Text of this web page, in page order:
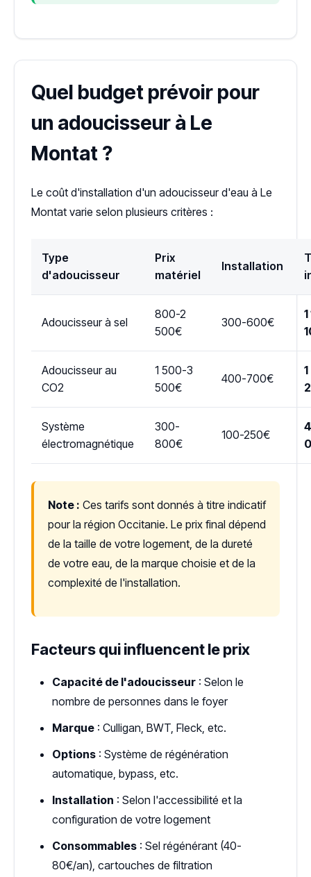
Quel budget prévoir pour
un adoucisseur à Le
Montat ?
Le coût d'installation d'un adoucisseur d'eau à Le
Montat varie selon plusieurs critères :
Type
d'adoucisseur
Prix
matériel
Installation
Adoucisseur à sel
800-2
500€
300-600€
Adoucisseur au
CO2
1 500-3
500€
400-700€
Système
électromagnétique
300-
800€
100-250€
Note : Ces tarifs sont donnés à titre indicatif
pour la région Occitanie. Le prix final dépend
de la taille de votre logement, de la dureté
de votre eau, de la marque choisie et de la
complexité de l'installation.
Facteurs qui influencent le prix
Capacité de l'adoucisseur : Selon le
nombre de personnes dans le foyer
Marque : Culligan, BWT, Fleck, etc.
Options : Système de régénération
automatique, bypass, etc.
Installation : Selon l'accessibilité et la
configuration de votre logement
Consommables : Sel régénérant (40-
80€/an), cartouches de filtration